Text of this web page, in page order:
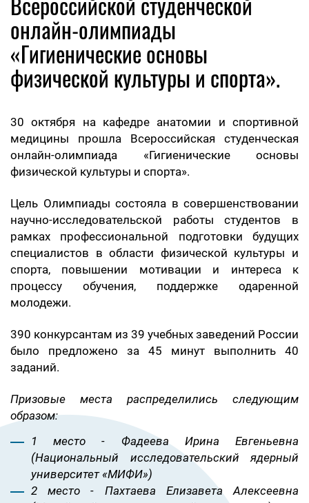
онлайн-олимпиады
«Гигиенические основы
физической культуры и спорта».
30 октября на кафедре анатомии и спортивной
медицины прошла Всероссийская студенческая
онлайн-олимпиада «Гигиенические основы
физической культуры и спорта».
Цель Олимпиады состояла в совершенствовании
научно-исследовательской работы студентов в
рамках профессиональной подготовки будущих
специалистов в области физической культуры и
спорта, повышении мотивации и интереса к
процессу обучения, поддержке одаренной
молодежи.
390 конкурсантам из 39 учебных заведений России
было предложено за 45 минут выполнить 40
заданий.
Призовые места распределились следующим
образом:
1 место - Фадеева Ирина Евгеньевна
(Национальный исследовательский ядерный
университет «МИФИ»)
2 место - Пахтаева Елизавета Алексеевна